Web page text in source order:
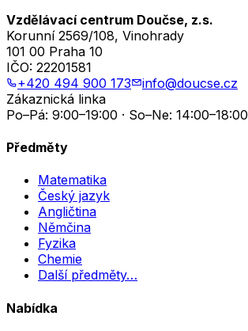
Vzdělávací centrum Doučse, z.s.
Korunní 2569/108, Vinohrady
101 00 Praha 10
IČO: 22201581
+420 494 900 173
info@doucse.cz
Zákaznická linka
Po–Pá: 9:00–19:00 · So–Ne: 14:00–18:00
Předměty
Matematika
Český jazyk
Angličtina
Němčina
Fyzika
Chemie
Další předměty…
Nabídka